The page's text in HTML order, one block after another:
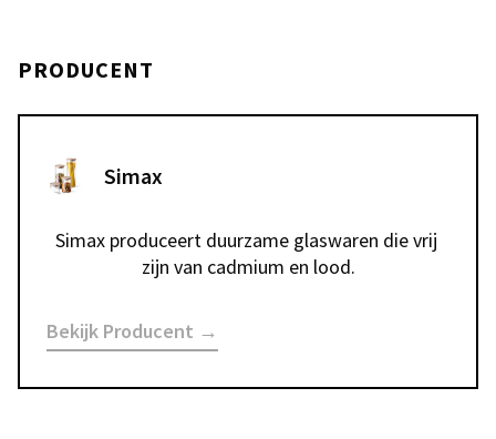
PRODUCENT
Simax
Simax produceert duurzame glaswaren die vrij
zijn van cadmium en lood.
Bekijk Producent →